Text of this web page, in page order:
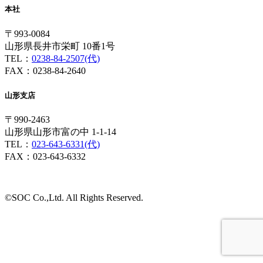
本社
〒993-0084
山形県長井市栄町 10番1号
TEL： 0238-84-2507(代)
FAX：0238-84-2640
山形支店
〒990-2463
山形県山形市富の中 1-1-14
TEL： 023-643-6331(代)
FAX：023-643-6332
©SOC Co.,Ltd. All Rights Reserved.